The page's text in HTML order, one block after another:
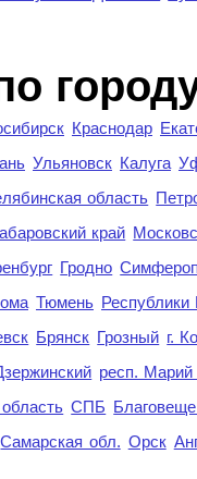
Краснодар
Ульяновск Калуга
область
край
Гродно
Тюмень Республики
Брянск Грозный г.
респ.
СПБ
Самарская обл. Орск